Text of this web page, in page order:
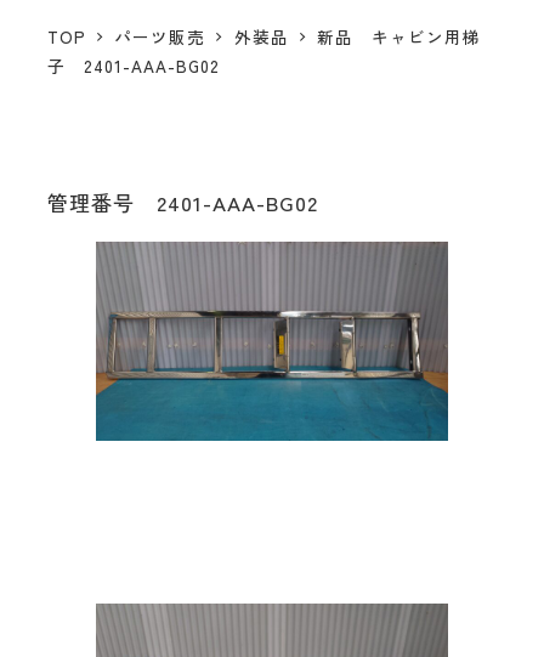
TOP パーツ販売 外装品
新品 キャビン用梯
子 2401-AAA-BG02
管理番号 2401-AAA-BG02